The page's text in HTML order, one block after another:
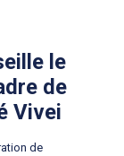
le
de
Vivei
de